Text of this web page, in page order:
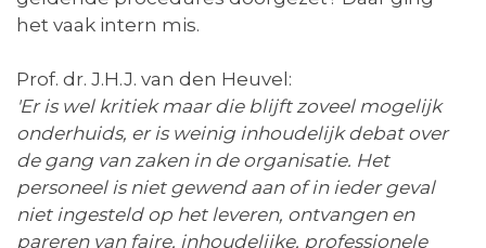
het vaak intern mis.
Prof. dr. J.H.J. van den Heuvel:
'Er is wel kritiek maar die blijft zoveel mogelijk
onderhuids, er is weinig inhoudelijk debat over
de gang van zaken in de organisatie. Het
personeel is niet gewend aan of in ieder geval
niet ingesteld op het leveren, ontvangen en
pareren van faire, inhoudelijke, professionele